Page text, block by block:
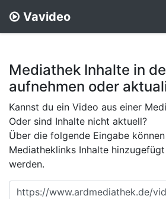
Vavideo
Mediathek Inhalte in
aufnehmen oder
Kannst du ein Video aus einer
Oder sind Inhalte nicht aktuell?
Über die folgende Eingabe
Mediatheklinks Inhalte
werden.